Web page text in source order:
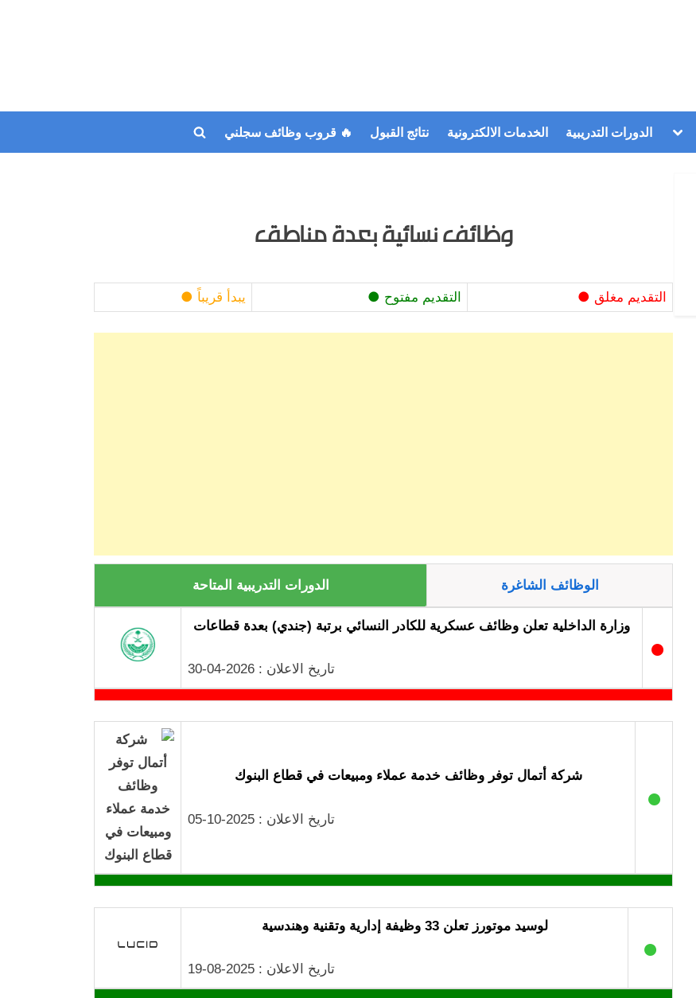
Toggle
menu
الدورات التدريبية الخدمات الالكترونية نتائج القبول 🔥 قروب وظائف سجلني
Toggle
وظائف نسائية بعدة مناطق
التقديم مغلق ● التقديم مفتوح ● يبدأ قريباً ●
الوظائف الشاغرة الدورات التدريبية المتاحة
●
وزارة الداخلية تعلن وظائف عسكرية للكادر النسائي برتبة (جندي) بعدة قطاعات
تاريخ الاعلان : 2026-04-30
●
شركة أتمال توفر وظائف خدمة عملاء ومبيعات في قطاع البنوك
تاريخ الاعلان : 2025-10-05
●
لوسيد موتورز تعلن 33 وظيفة إدارية وتقنية وهندسية
تاريخ الاعلان : 2025-08-19